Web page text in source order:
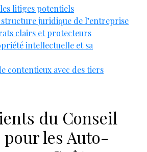
litiges potentiels
juridique de l’entreprise
clairs et protecteurs
intellectuelle et sa
contentieux avec des tiers
du Conseil
les Auto-